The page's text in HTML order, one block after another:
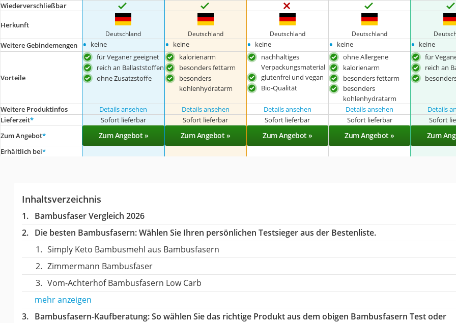
Wiederverschließbar
Herkunft
Deutschland Deutschland Deutschland Deutschland
Weitere Gebindemengen • keine • keine • keine • keine • keine
Vorteile
für Veganer geeignet
reich an Ballaststoffen
ohne Zusatzstoffe
kalorienarm
besonders fettarm
besonders
kohlenhydratarm
nachhaltiges
Verpackungsmaterial
glutenfrei und vegan
Bio-Qualität
ohne Allergene
kalorienarm
besonders fettarm
besonders
kohlenhydratarm
für
reich an
Weitere Produktinfos
Details ansehen Details ansehen Details ansehen Details ansehen Details
Lieferzeit* Sofort lieferbar Sofort lieferbar Sofort lieferbar Sofort lieferbar Sofort
Zum Angebot* Zum Angebot » Zum Angebot » Zum Angebot » Zum Angebot » Zum
Erhältlich bei*
Inhaltsverzeichnis
Bambusfaser Vergleich 2026
Die besten Bambusfasern:Wählen Sie Ihren persönlichen Testsieger aus der Bestenliste.
Simply Keto Bambusmehl aus Bambusfasern
Zimmermann Bambusfaser
Vom-Achterhof Bambusfasern Low Carb
mehr anzeigen
Bambusfasern-Kaufberatung: So wählen Sie das richtige Produkt aus dem obigen Bambusfasern Test oder